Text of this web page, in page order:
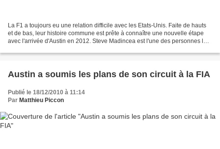
La F1 a toujours eu une relation difficile avec les Etats-Unis. Faite de hauts
et de bas, leur histoire commune est prête à connaître une nouvelle étape
avec l'arrivée d'Austin en 2012. Steve Madincea est l'une des personnes les
Austin a soumis les plans de son circuit à la FIA
Publié le 18/12/2010 à 11:14
Par Matthieu Piccon